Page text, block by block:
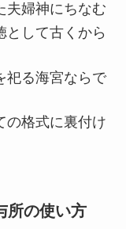
夫婦神にちなむ
として古くから
祀る海宮ならで
の格式に裏付け
所の使い方